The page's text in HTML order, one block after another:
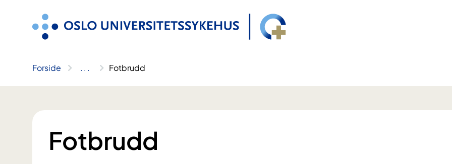
Forside .. . Fotbrudd
Fotbrudd